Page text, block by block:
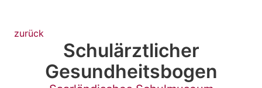
zurück
Schulärztlicher
Gesundheitsbogen